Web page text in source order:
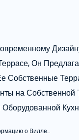
Он
Собственные
на
о Вилле…